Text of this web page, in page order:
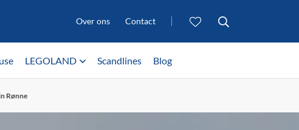
Over ons Contact
LEGOLAND Scandlines Blog
Rønne